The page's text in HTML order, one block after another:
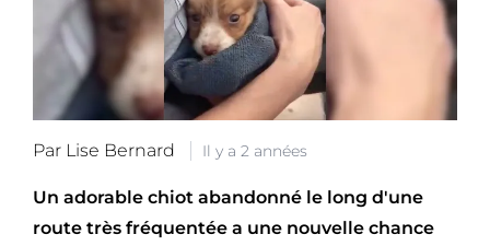
Par Lise Bernard Il y a 2 années
Un adorable chiot abandonné le long d'une
route très fréquentée a une nouvelle chance